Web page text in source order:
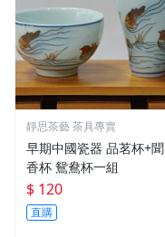
靜思茶藝 茶具專賣
早期中國瓷器 品茗杯+聞
香杯 鴛鴦杯一組
$ 120
直購